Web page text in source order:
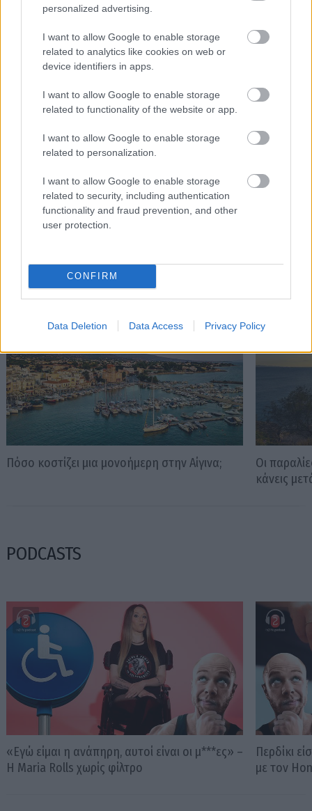
personalized advertising.
I want to allow Google to enable storage
related to analytics like cookies on web or
device identifiers in apps.
I want to allow Google to enable storage
related to functionality of the website or app.
I want to allow Google to enable storage
related to personalization.
I want to allow Google to enable storage
related to security, including authentication
functionality and fraud prevention, and other
user protection.
CONFIRM
Data Deletion Data Access Privacy Policy
Διαβάστε επίσης
Πόσο κοστίζει μια μονοήμερη στην Αίγινα;
Οι
κάνεις
PODCASTS
«Εγώ είμαι η ανάπηρη, αυτοί είναι οι μ***ες» –
Η Maria Rolls χωρίς φίλτρο
Περδίκι
με τον